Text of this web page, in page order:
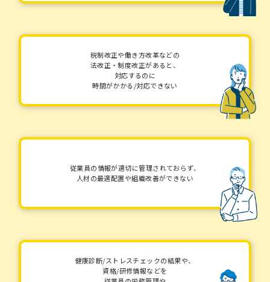
税制改正や働き方改革などの
法改正・制度改正があると、
対応するのに
時間がかかる/対応できない
従業員の情報が適切に管理されておらず、
人材の最適配置や組織改善ができない
健康診断/ストレスチェックの結果や、
資格/研修情報などを